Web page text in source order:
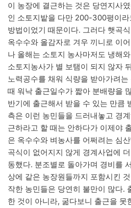
이 농장에 결근하는 것은 당연지사
인 소토지밭을 다만 200-300평이
방법이었기 때문이다. 그러다 햇곡
옥수수와 올감자로 겨우 끼니로 이
나 올해는 소토지 농사마저도 냉해
소토지농사가 별 보탬이 되지 않자
노력공수를 채워 식량을 받아가려
때 워낙 출근일수가 짧아 분배량을
반기에 출근해서 받을 수 있는 만큼
측은 이런 농민들을 드러내놓고 경
근하라고 할 때는 안하다가 이제야
은 옥수수와 벼농사를 어쩌려는 심
곡식이 없어지지 않게 경계사업에
동했다. 분조별로 돌아가며 경비를
상에 같은 농장원들까지 포함시킨
작한 농민들은 당연히 불만이 많다.
한 것이 아니라, 굶다보니 출근을 못